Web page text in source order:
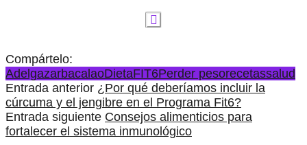
Compártelo:
AdelgazarbacalaoDietaFIT6Perder pesorecetassalud
Entrada anterior ¿Por qué deberíamos incluir la
cúrcuma y el jengibre en el Programa Fit6?
Entrada siguiente Consejos alimenticios para
fortalecer el sistema inmunológico